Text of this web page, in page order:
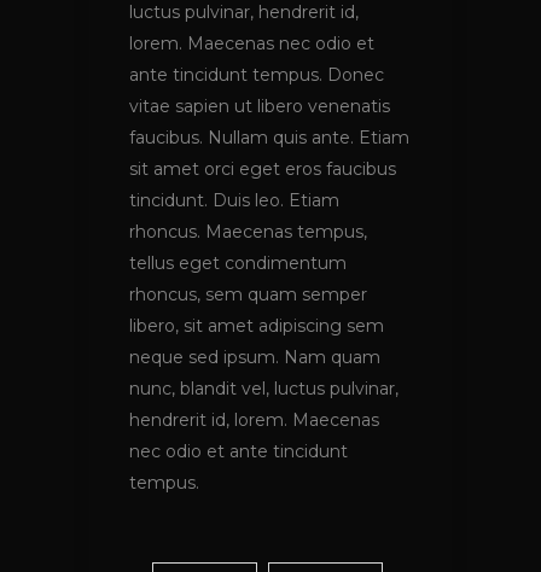
luctus pulvinar, hendrerit id,
lorem. Maecenas nec odio et
ante tincidunt tempus. Donec
vitae sapien ut libero venenatis
faucibus. Nullam quis ante. Etiam
sit amet orci eget eros faucibus
tincidunt. Duis leo. Etiam
rhoncus. Maecenas tempus,
tellus eget condimentum
rhoncus, sem quam semper
libero, sit amet adipiscing sem
neque sed ipsum. Nam quam
nunc, blandit vel, luctus pulvinar,
hendrerit id, lorem. Maecenas
nec odio et ante tincidunt
tempus.